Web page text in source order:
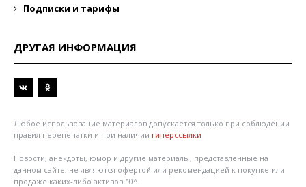
Подписки и тарифы
ДРУГАЯ ИНФОРМАЦИЯ
Любое использование материалов допускается только при соблюдении
правил перепечатки и при наличии гиперссылки
Новости, анекдоты, юмор и другие материалы, представленные на
данном сайте, не являются офертой или рекомендацией к покупке или
продаже каких-либо активов ^0^